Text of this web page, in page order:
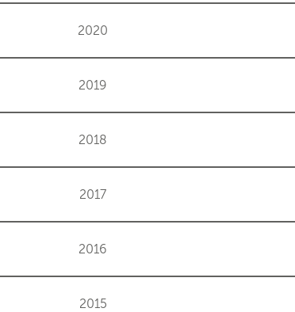
2020
2019
2018
2017
2016
2015